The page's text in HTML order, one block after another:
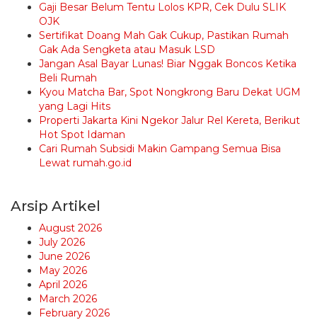
Gaji Besar Belum Tentu Lolos KPR, Cek Dulu SLIK
OJK
Sertifikat Doang Mah Gak Cukup, Pastikan Rumah
Gak Ada Sengketa atau Masuk LSD
Jangan Asal Bayar Lunas! Biar Nggak Boncos Ketika
Beli Rumah
Kyou Matcha Bar, Spot Nongkrong Baru Dekat UGM
yang Lagi Hits
Properti Jakarta Kini Ngekor Jalur Rel Kereta, Berikut
Hot Spot Idaman
Cari Rumah Subsidi Makin Gampang Semua Bisa
Lewat rumah.go.id
Arsip Artikel
August 2026
July 2026
June 2026
May 2026
April 2026
March 2026
February 2026